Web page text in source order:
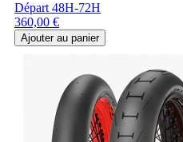
Départ 48H-72H
Prix
360,00 €
Ajouter au panier